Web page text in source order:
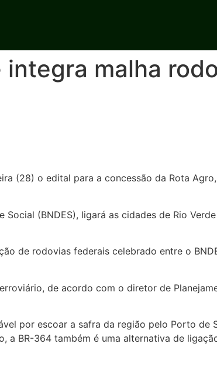
malha
(28) o edital para a concessão da Rota
(BNDES), ligará as cidades de Rio
de rodovias federais celebrado entre o
de acordo com o diretor de
por escoar a safra da região pelo Porto de
a BR-364 também é uma alternativa de